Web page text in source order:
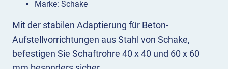
Mit der stabilen Adaptierung für Beton-
Aufstellvorrichtungen aus Stahl von Schake,
befestigen Sie Schaftrohre 40 x 40 und 60 x 60
Marke: Schake